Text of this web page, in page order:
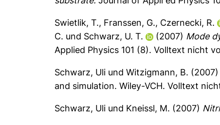
Swietlik, T., Franssen, G., Czernecki, R.
C. und Schwarz, U. T. (2007) Mode
Applied Physics 101 (8).Volltext nicht
Schwarz, Uli undWitzigmann, B. (2007)
and simulation. Wiley-VCH. Volltext
Schwarz, Uli und Kneissl, M. (2007)